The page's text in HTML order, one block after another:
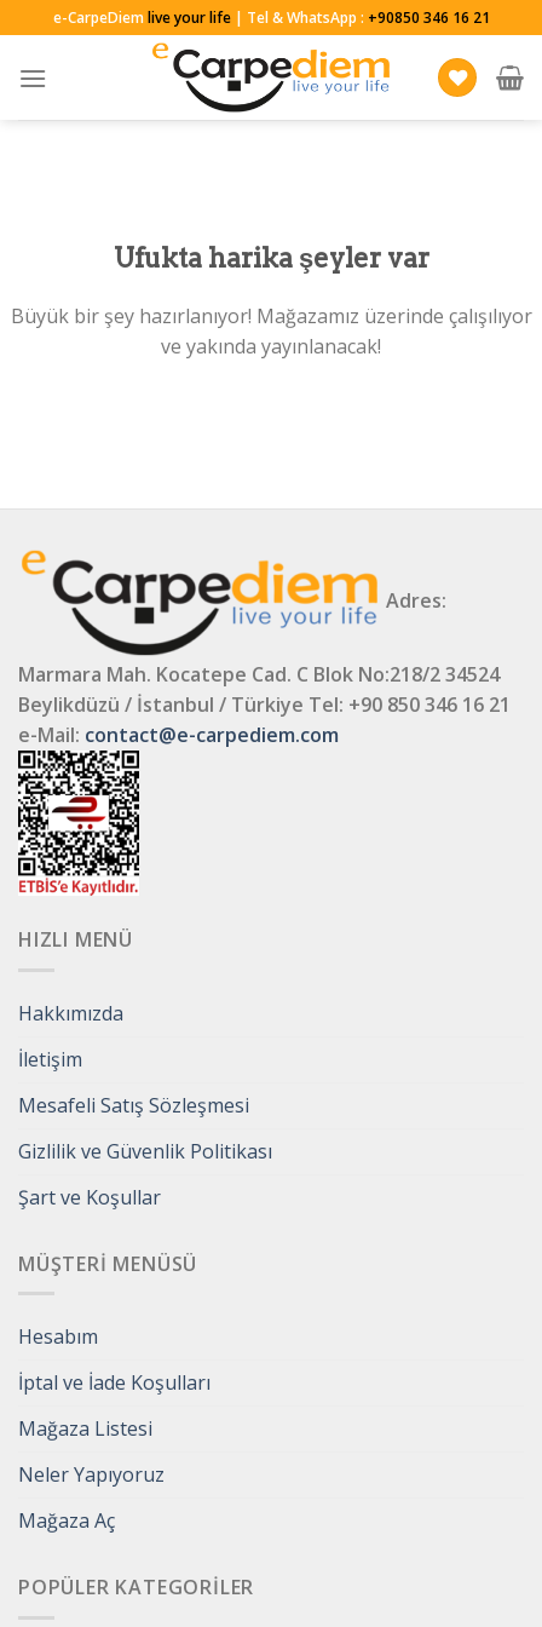
to
content
e-CarpeDiemlive your life| Tel & WhatsApp : +90850 346 16 21
Ufukta harika şeyler var
Büyük bir şey hazırlanıyor! Mağazamız üzerinde çalışılıyor
ve yakında yayınlanacak!
Adres:
Marmara Mah. Kocatepe Cad. C Blok No:218/2 34524
Beylikdüzü / İstanbul / Türkiye Tel: +90 850 346 16 21
e-Mail: contact@e-carpediem.com
HIZLI MENÜ
Hakkımızda
İletişim
Mesafeli Satış Sözleşmesi
Gizlilik ve Güvenlik Politikası
Şart ve Koşullar
MÜŞTERI MENÜSÜ
Hesabım
İptal ve İade Koşulları
Mağaza Listesi
Neler Yapıyoruz
Mağaza Aç
POPÜLER KATEGORILER